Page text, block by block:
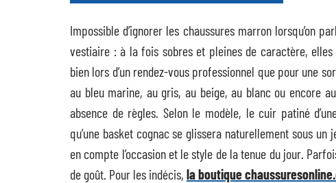
Impossible d’ignorer les chaussures marron lorsqu’on
vestiaire : à la fois sobres et pleines de caractère,
bien lors d’un rendez-vous professionnel que pour une
au bleu marine, au gris, au beige, au blanc ou encore
absence de règles. Selon le modèle, le cuir patiné
qu’une basket cognac se glissera naturellement sous
en compte l’occasion et le style de la tenue du jour.
de goût. Pour les indécis, la boutique